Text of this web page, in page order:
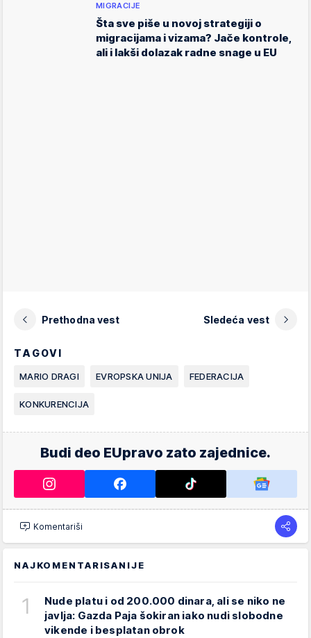
MIGRACIJE
Šta sve piše u novoj strategiji o
migracijama i vizama? Jače kontrole,
ali i lakši dolazak radne snage u EU
Prethodna vest Sledeća vest
TAGOVI
MARIO DRAGI EVROPSKA UNIJA FEDERACIJA
KONKURENCIJA
Budi deo EUpravo zato zajednice.
Komentariši
NAJKOMENTARISANIJE
1
Nude platu i od 200.000 dinara, ali se niko ne
javlja: Gazda Paja šokiran iako nudi slobodne
vikende i besplatan obrok